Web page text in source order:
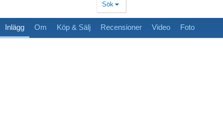
Sök
Inlägg Om Köp & Sälj Recensioner Video Foto